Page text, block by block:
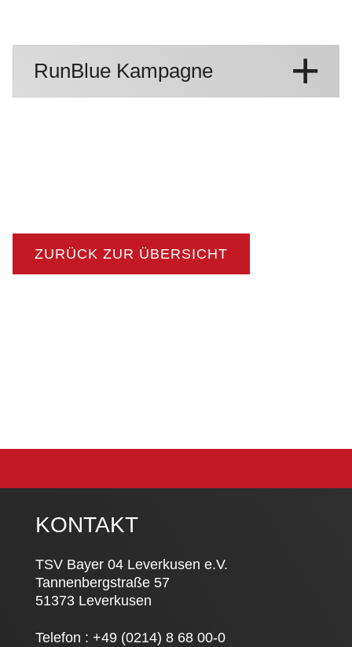
RunBlue Kampagne
ZURÜCK ZUR ÜBERSICHT
KONTAKT
TSV Bayer 04 Leverkusen e.V.
Tannenbergstraße 57
51373 Leverkusen
Telefon : +49 (0214) 8 68 00-0